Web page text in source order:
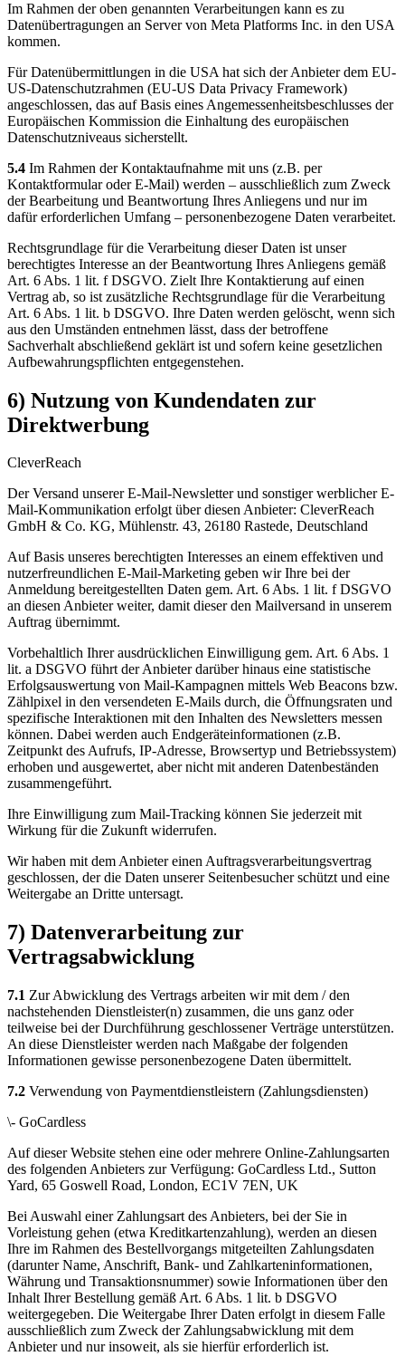
Im Rahmen der oben genannten Verarbeitungen kann es zu
Datenübertragungen an Server von Meta Platforms Inc. in den USA
kommen.
Für Datenübermittlungen in die USA hat sich der Anbieter dem EU-
US-Datenschutzrahmen (EU-US Data Privacy Framework)
angeschlossen, das auf Basis eines Angemessenheitsbeschlusses der
Europäischen Kommission die Einhaltung des europäischen
Datenschutzniveaus sicherstellt.
5.4 Im Rahmen der Kontaktaufnahme mit uns (z.B. per
Kontaktformular oder E-Mail) werden – ausschließlich zum Zweck
der Bearbeitung und Beantwortung Ihres Anliegens und nur im
dafür erforderlichen Umfang – personenbezogene Daten verarbeitet.
Rechtsgrundlage für die Verarbeitung dieser Daten ist unser
berechtigtes Interesse an der Beantwortung Ihres Anliegens gemäß
Art. 6 Abs. 1 lit. f DSGVO. Zielt Ihre Kontaktierung auf einen
Vertrag ab, so ist zusätzliche Rechtsgrundlage für die Verarbeitung
Art. 6 Abs. 1 lit. b DSGVO. Ihre Daten werden gelöscht, wenn sich
aus den Umständen entnehmen lässt, dass der betroffene
Sachverhalt abschließend geklärt ist und sofern keine gesetzlichen
Aufbewahrungspflichten entgegenstehen.
6) Nutzung von Kundendaten zur
Direktwerbung
CleverReach
Der Versand unserer E-Mail-Newsletter und sonstiger werblicher E-
Mail-Kommunikation erfolgt über diesen Anbieter: CleverReach
GmbH & Co. KG, Mühlenstr. 43, 26180 Rastede, Deutschland
Auf Basis unseres berechtigten Interesses an einem effektiven und
nutzerfreundlichen E-Mail-Marketing geben wir Ihre bei der
Anmeldung bereitgestellten Daten gem. Art. 6 Abs. 1 lit. f DSGVO
an diesen Anbieter weiter, damit dieser den Mailversand in unserem
Auftrag übernimmt.
Vorbehaltlich Ihrer ausdrücklichen Einwilligung gem. Art. 6 Abs. 1
lit. a DSGVO führt der Anbieter darüber hinaus eine statistische
Erfolgsauswertung von Mail-Kampagnen mittels Web Beacons bzw.
Zählpixel in den versendeten E-Mails durch, die Öffnungsraten und
spezifische Interaktionen mit den Inhalten des Newsletters messen
können. Dabei werden auch Endgeräteinformationen (z.B.
Zeitpunkt des Aufrufs, IP-Adresse, Browsertyp und Betriebssystem)
erhoben und ausgewertet, aber nicht mit anderen Datenbeständen
zusammengeführt.
Ihre Einwilligung zum Mail-Tracking können Sie jederzeit mit
Wirkung für die Zukunft widerrufen.
Wir haben mit dem Anbieter einen Auftragsverarbeitungsvertrag
geschlossen, der die Daten unserer Seitenbesucher schützt und eine
Weitergabe an Dritte untersagt.
7) Datenverarbeitung zur
Vertragsabwicklung
7.1 Zur Abwicklung des Vertrags arbeiten wir mit dem / den
nachstehenden Dienstleister(n) zusammen, die uns ganz oder
teilweise bei der Durchführung geschlossener Verträge unterstützen.
An diese Dienstleister werden nach Maßgabe der folgenden
Informationen gewisse personenbezogene Daten übermittelt.
7.2 Verwendung von Paymentdienstleistern (Zahlungsdiensten)
\- GoCardless
Auf dieser Website stehen eine oder mehrere Online-Zahlungsarten
des folgenden Anbieters zur Verfügung: GoCardless Ltd., Sutton
Yard, 65 Goswell Road, London, EC1V 7EN, UK
Bei Auswahl einer Zahlungsart des Anbieters, bei der Sie in
Vorleistung gehen (etwa Kreditkartenzahlung), werden an diesen
Ihre im Rahmen des Bestellvorgangs mitgeteilten Zahlungsdaten
(darunter Name, Anschrift, Bank- und Zahlkarteninformationen,
Währung und Transaktionsnummer) sowie Informationen über den
Inhalt Ihrer Bestellung gemäß Art. 6 Abs. 1 lit. b DSGVO
weitergegeben. Die Weitergabe Ihrer Daten erfolgt in diesem Falle
ausschließlich zum Zweck der Zahlungsabwicklung mit dem
Anbieter und nur insoweit, als sie hierfür erforderlich ist.